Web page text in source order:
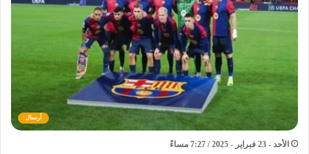
أرسنال
الأحد - 23 فبراير - 2025 / 7:27 مساءً